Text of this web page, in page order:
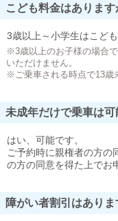
こども料金はあります
3歳以上～小学生はこども
※3歳以上のお子様の場合
いただけません。
※ご乗車される時点で13歳
未成年だけで乗車は可
はい、可能です。
ご予約時に親権者の方の
の方の同意を得た上でお
障がい者割引はありま